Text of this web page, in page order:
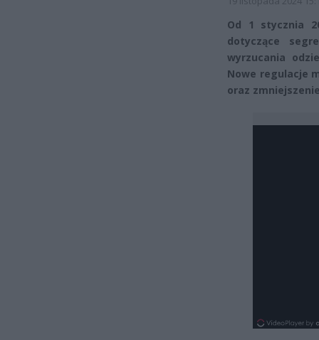
Od 1 stycznia
dotyczące
wyrzucania
Nowe regulacje
oraz